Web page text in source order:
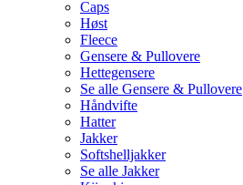
Caps
Høst
Fleece
Gensere & Pullovere
Hettegensere
Se alle Gensere & Pullovere
Håndvifte
Hatter
Jakker
Softshelljakker
Se alle Jakker